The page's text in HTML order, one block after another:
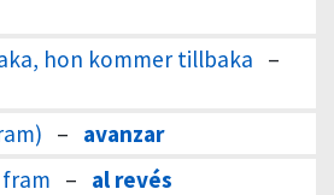
hon kommer tillbaka –
– avanzar
– al revés